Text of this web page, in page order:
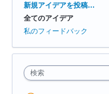
カ
ゴ
リ
新規アイデアを投稿…
全てのアイデア
私のフィードバック
検索